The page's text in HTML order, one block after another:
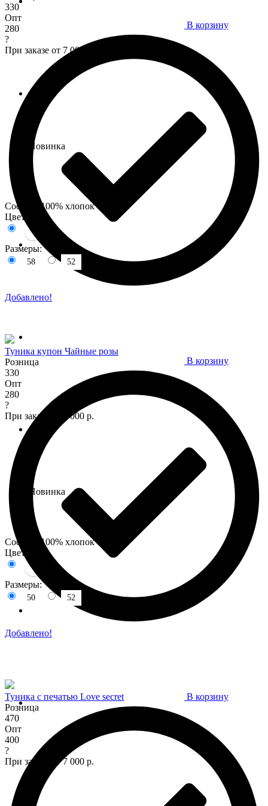
В корзину
Добавлено!
Состав : 100% хлопок
Цвета:
Размеры:
58 52
В корзину
Добавлено!
330
Опт
280
?
При заказе от 7 000 р.
Состав : 100% хлопок
Цвета:
Размеры:
50 52
В корзину
Новинка
Туника купон Чайные розы
Розница
330
Опт
280
?
При заказе от 7 000 р.
Новинка
Туника с печатью Love secret
Розница
470
Опт
400
?
При заказе от 7 000 р.